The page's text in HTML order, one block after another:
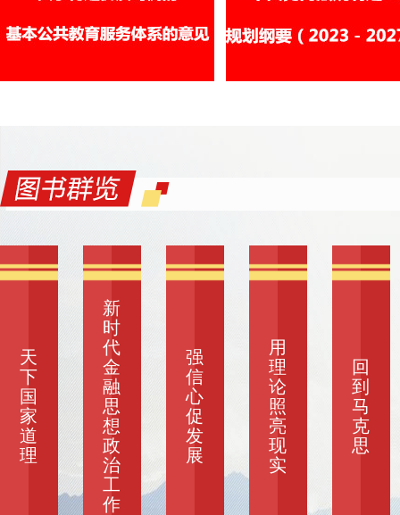
天
下
国
家
道
理
新
时
代
金
融
思
想
政
治
工
作
强
信
心
促
发
展
用
理
论
照
亮
现
实
回
到
马
克
思